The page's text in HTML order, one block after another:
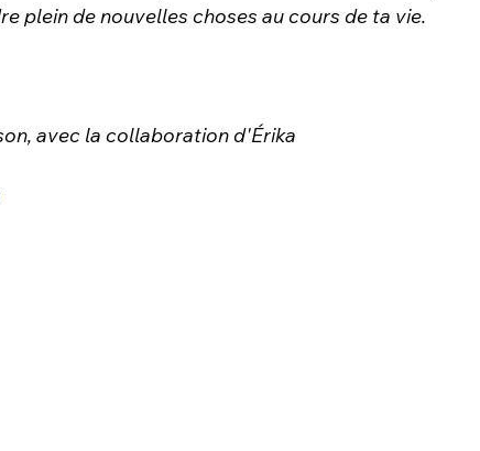
plein de nouvelles choses au cours de ta vie.
avec la collaboration d'Érika